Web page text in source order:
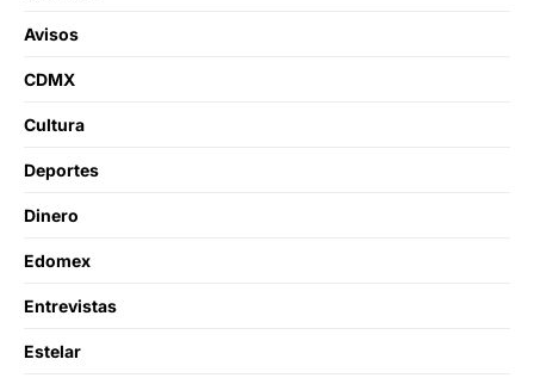
Avisos
CDMX
Cultura
Deportes
Dinero
Edomex
Entrevistas
Estelar